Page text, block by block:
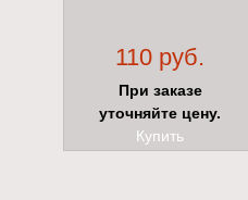
110 руб.
При заказе
уточняйте цену.
Купить